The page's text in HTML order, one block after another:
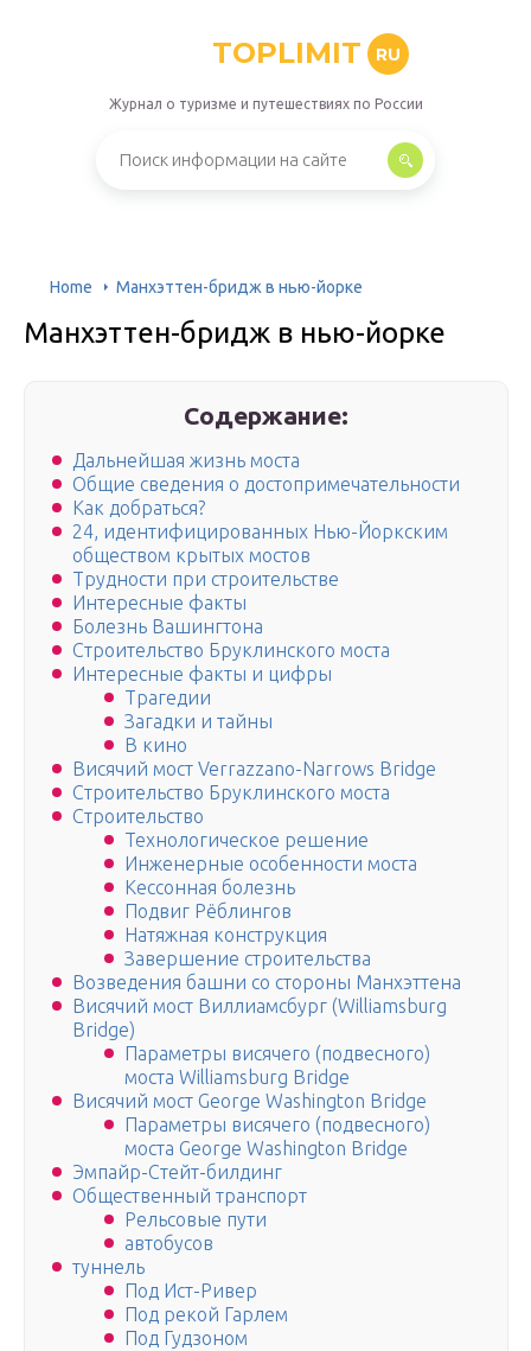
TOPLIMIT RU
Журнал о туризме и путешествиях по России
Home Манхэттен-бридж в нью-йорке
Манхэттен-бридж в нью-йорке
Содержание:
Дальнейшая жизнь моста
Общие сведения о достопримечательности
Как добраться?
24, идентифицированных Нью-Йоркским
обществом крытых мостов
Трудности при строительстве
Интересные факты
Болезнь Вашингтона
Строительство Бруклинского моста
Интересные факты и цифры
Трагедии
Загадки и тайны
В кино
Висячий мост Verrazzano-Narrows Bridge
Строительство Бруклинского моста
Строительство
Технологическое решение
Инженерные особенности моста
Кессонная болезнь
Подвиг Рёблингов
Натяжная конструкция
Завершение строительства
Возведения башни со стороны Манхэттена
Висячий мост Виллиамсбург (Williamsburg
Bridge)
Параметры висячего (подвесного)
моста Williamsburg Bridge
Висячий мост George Washington Bridge
Параметры висячего (подвесного)
моста George Washington Bridge
Эмпайр-Стейт-билдинг
Общественный транспорт
Рельсовые пути
автобусов
туннель
Под Ист-Ривер
Под рекой Гарлем
Под Гудзоном